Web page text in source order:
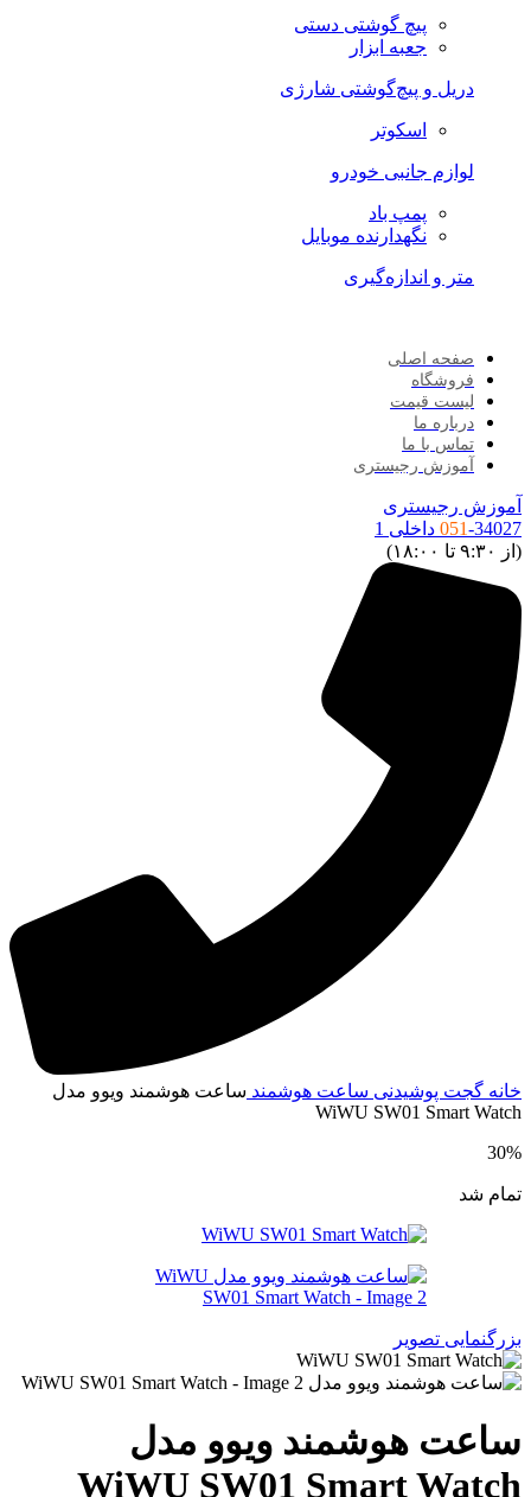
پیچ گوشتی دستی
جعبه ابزار
دریل و پیچ‌گوشتی شارژی
اسکوتر
لوازم جانبی خودرو
پمپ باد
نگهدارنده موبایل
متر و اندازه‌گیری
صفحه اصلی
فروشگاه
لیست قیمت
درباره ما
تماس با ما
آموزش رجیستری
رجیستری
051داخلی 1
تا ۱۸:۰۰)
گجت پوشیدنی ساعت هوشمندساعت هوشمند ویوو مدل
WiWU SW01 Smart
شد
تصویر
هوشمند ویوو مدل
WiWU SW01 Smart